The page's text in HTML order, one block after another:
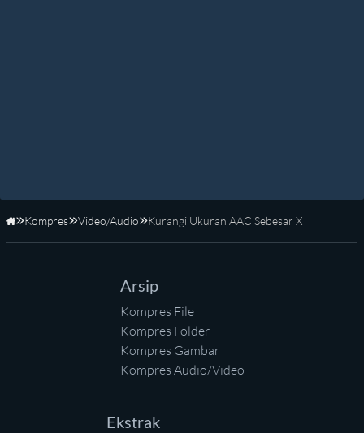
Beranda
Kompres Video/Audio Kurangi Ukuran AAC Sebesar X
Arsip
Kompres File
Kompres Folder
Kompres Gambar
Kompres Audio/Video
Ekstrak